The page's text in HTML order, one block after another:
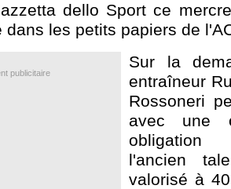
dello Sport ce
dans les petits papiers de
publicitaire
Sur la
entraîneur
Rossoneri
avec une
l'ancien
valorisé à